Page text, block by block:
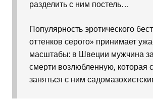
разделить с ним постель…
Популярность эротического
оттенков серого» принимает
масштабы: в Швеции мужчина
смерти возлюбленную, которая
заняться с ним